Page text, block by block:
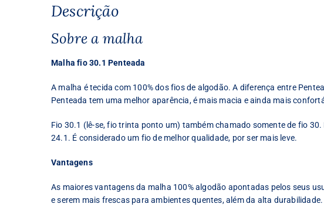
Descrição
Sobre a malha
Malha fio 30.1 Penteada
A malha é tecida com 100% dos fios de algodão. A diferença entre
Penteada tem uma melhor aparência, é mais macia e ainda mais
Fio 30.1 (lê-se, fio trinta ponto um) também chamado somente de fio
24.1. É considerado um fio de melhor qualidade, por ser mais leve.
Vantagens
As maiores vantagens da malha 100% algodão apontadas pelos seus
e serem mais frescas para ambientes quentes, além da alta durabilidade.